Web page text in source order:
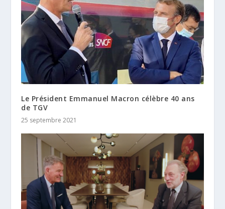
Le Président Emmanuel Macron célèbre 40 ans
de TGV
25 septembre 2021